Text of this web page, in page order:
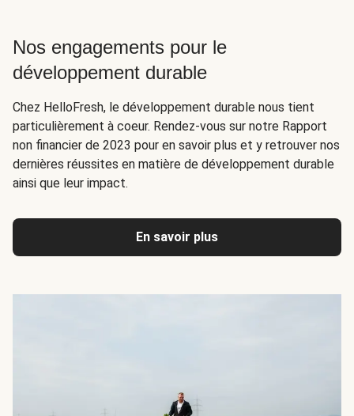
Nos engagements pour le
développement durable
Chez HelloFresh, le développement durable nous tient
particulièrement à coeur. Rendez-vous sur notre Rapport
non financier de 2023 pour en savoir plus et y retrouver nos
dernières réussites en matière de développement durable
ainsi que leur impact.
En savoir plus